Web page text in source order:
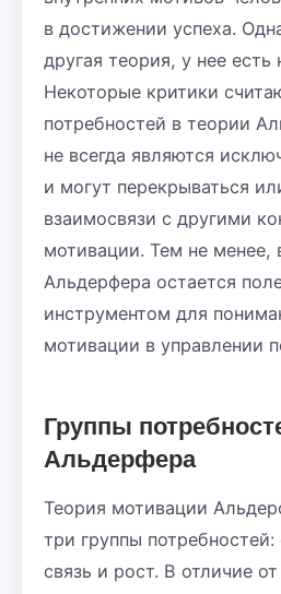
в достижении успеха.
другая теория, у нее есть
Некоторые критики
потребностей в теории
не всегда являются
и могут перекрываться
взаимосвязи с другими
мотивации. Тем не менее,
Альдерфера остается
инструментом для
мотивации в управлении
Группы
Альдерфера
Теория мотивации
три группы
связь и рост. В отличие